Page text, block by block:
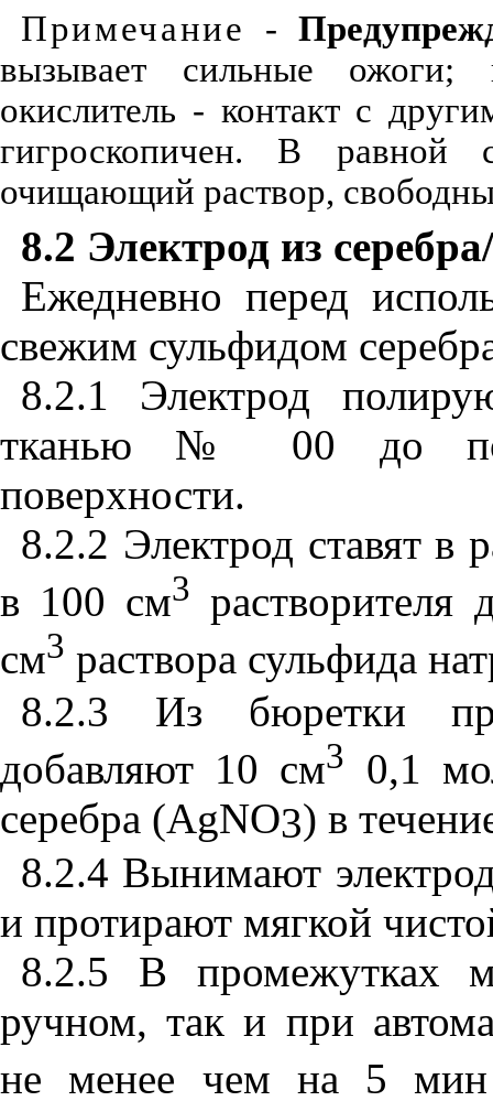
Примечание -
вызывает сильные ожоги;
окислитель - контакт с
гигроскопичен. В равной
очищающий раствор,
8.2 Электрод из
Ежедневно перед
свежим сульфидом
8.2.1 Электрод
тканью № 00 до
поверхности.
8.2.2 Электрод ставят в
в 100 см3 растворителя
см3 раствора сульфида
8.2.3 Из бюретки
добавляют 10 см3
0,1
серебра (AgNO3) в
8.2.4 Вынимают
и протирают мягкой
8.2.5 В промежутках
ручном, так и при
не менее чем на 5